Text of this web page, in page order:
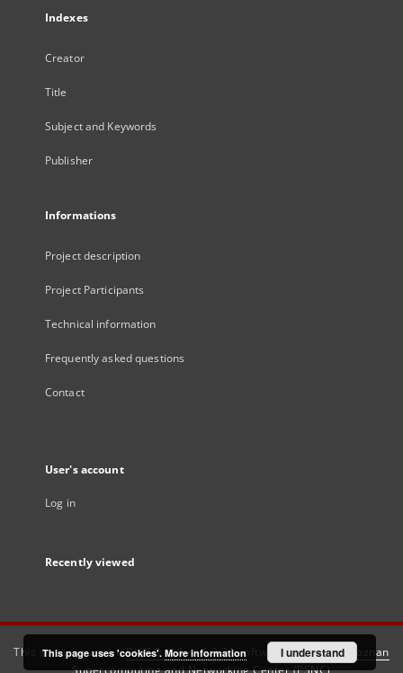
Indexes
Creator
Title
Subject and Keywords
Publisher
Informations
Project description
Project Participants
Technical information
Frequently asked questions
Contact
User's account
Log in
Recently viewed
This service runs onDInGO dLibra 6.3.21software created by
Poznan
Supercomputing and Networking Center (PSNC)
This page uses 'cookies'. More information I understand